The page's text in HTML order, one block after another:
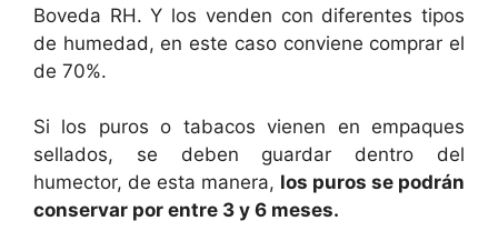
Boveda RH. Y los venden con diferentes tipos
de humedad, en este caso conviene comprar el
de 70%.
Si los puros o tabacos vienen en empaques
sellados, se deben guardar dentro del
humector, de esta manera, los puros se podrán
conservar por entre 3 y 6 meses.